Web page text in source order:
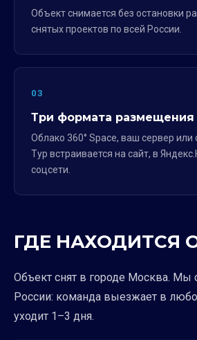
Объект снимается без остановки
снятых проектов по всей России.
03
Три формата размещения
Облако 360° Space, ваш сервер или
Тур встраивается на сайт, в
соцсети.
ГДЕ НАХОДИТСЯ
Объект снят в городе Москва. Мы
России: команда выезжает в
уходит 1–3 дня.